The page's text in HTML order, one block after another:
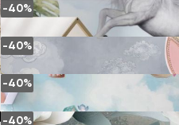
-40%
SNOW -UNICORNO BIANCO
6. (10.
-40%
PALLINE MARRONI E NUVOLE
da6. (10.20€)
-40%
-40%